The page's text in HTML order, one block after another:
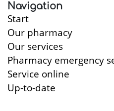
Navigation
Start
Our pharmacy
Our services
Pharmacy emergency
Service online
Up-to-date